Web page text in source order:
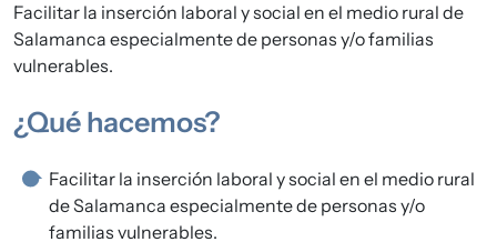
Facilitar la inserción laboral y social en el medio rural de
Salamanca especialmente de personas y/o familias
vulnerables.
¿Qué hacemos?
Facilitar la inserción laboral y social en el medio rural
de Salamanca especialmente de personas y/o
familias vulnerables.